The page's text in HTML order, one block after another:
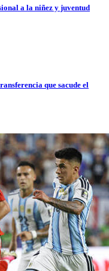
a la niñez y juventud
que sacude el